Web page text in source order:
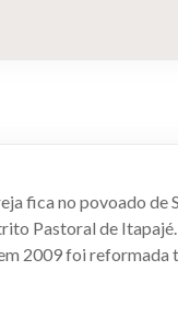
fica no povoado de
Pastoral de
2009 foi reformada